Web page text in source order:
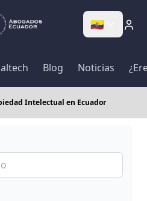
🇪🇨
Blog Noticias
Intelectual en Ecuador